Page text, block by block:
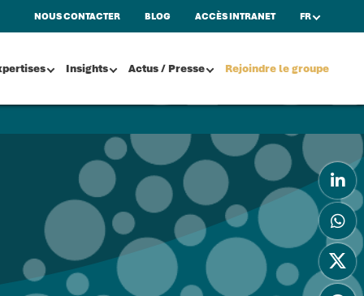
NOUS CONTACTER BLOG ACCÈS INTRANET FR
Insights Actus / Presse Rejoindre le groupe